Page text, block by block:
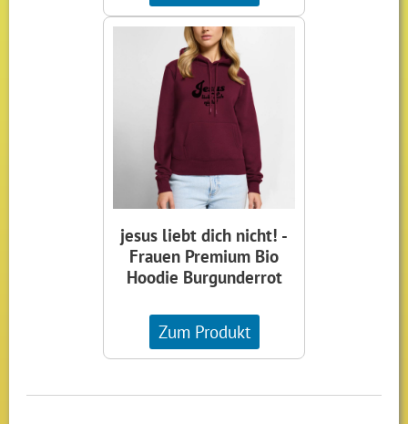
jesus liebt dich nicht! -
Frauen Premium Bio
Hoodie Burgunderrot
Zum Produkt